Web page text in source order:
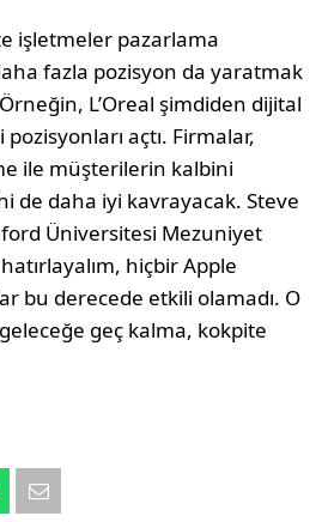
işletmeler pazarlama
fazla pozisyon da yaratmak
L’Oreal şimdiden dijital
açtı. Firmalar,
ile müşterilerin kalbini
de daha iyi kavrayacak. Steve
Üniversitesi Mezuniyet
hiçbir Apple
bu derecede etkili olamadı. O
geç kalma, kokpite